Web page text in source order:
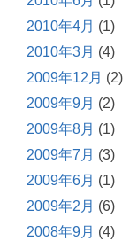
2010年4月 (1)
2010年3月 (4)
2009年12月 (2)
2009年9月 (2)
2009年8月 (1)
2009年7月 (3)
2009年6月 (1)
2009年2月 (6)
2008年9月 (4)